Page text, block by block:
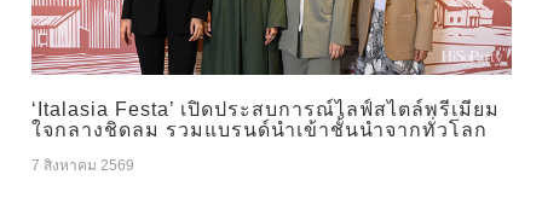
‘Italasia Festa’ เปิดประสบการณ์ไลฟ์สไตล์พรีเมียม
ใจกลางชิดลม รวมแบรนด์นำเข้าชั้นนำจากทั่วโลก
7 สิงหาคม 2569